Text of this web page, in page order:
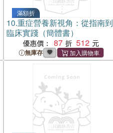
滿額折
10.重症營養新視角：從指南到
臨床實踐（簡體書）
優惠價： 87 512
無庫存